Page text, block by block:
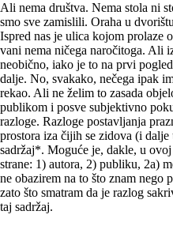
Ali nema društva. Nema stola ni
smo sve zamislili. Oraha u
Ispred nas je ulica kojom prolaze
vani nema ničega naročitoga. Ali
neobično, iako je to na prvi
dalje. No, svakako, nečega ipak
rekao. Ali ne želim to zasada
publikom i posve subjektivno
razloge. Razloge postavljanja
prostora iza čijih se zidova (i
sadržaj*. Moguće je, dakle, u
strane: 1) autora, 2) publiku, 2a)
ne obazirem na to što znam nego
zato što smatram da je razlog
taj sadržaj.